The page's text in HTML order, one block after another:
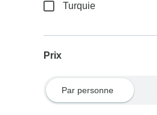
Turquie
Prix
Par personne